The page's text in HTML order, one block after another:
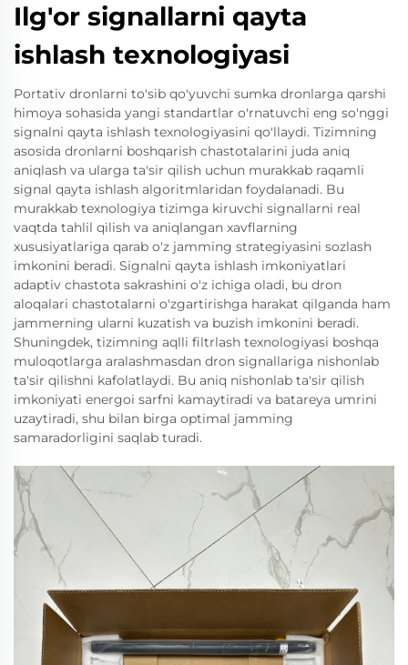
Ilg'or signallarni qayta
ishlash texnologiyasi
Portativ dronlarni to'sib qo'yuvchi sumka dronlarga qarshi
himoya sohasida yangi standartlar o'rnatuvchi eng so'nggi
signalni qayta ishlash texnologiyasini qo'llaydi. Tizimning
asosida dronlarni boshqarish chastotalarini juda aniq
aniqlash va ularga ta'sir qilish uchun murakkab raqamli
signal qayta ishlash algoritmlaridan foydalanadi. Bu
murakkab texnologiya tizimga kiruvchi signallarni real
vaqtda tahlil qilish va aniqlangan xavflarning
xususiyatlariga qarab o'z jamming strategiyasini sozlash
imkonini beradi. Signalni qayta ishlash imkoniyatlari
adaptiv chastota sakrashini o'z ichiga oladi, bu dron
aloqalari chastotalarni o'zgartirishga harakat qilganda ham
jammerning ularni kuzatish va buzish imkonini beradi.
Shuningdek, tizimning aqlli filtrlash texnologiyasi boshqa
muloqotlarga aralashmasdan dron signallariga nishonlab
ta'sir qilishni kafolatlaydi. Bu aniq nishonlab ta'sir qilish
imkoniyati energoi sarfni kamaytiradi va batareya umrini
uzaytiradi, shu bilan birga optimal jamming
samaradorligini saqlab turadi.